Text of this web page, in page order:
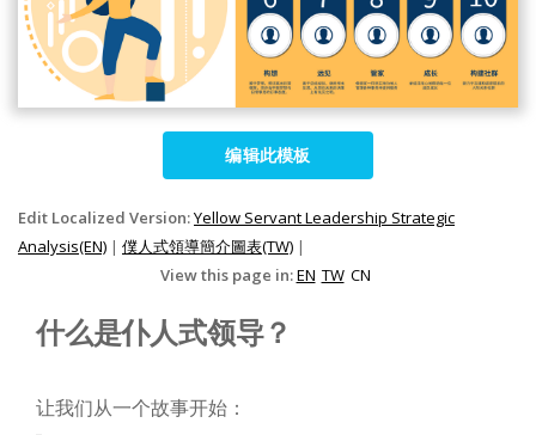
编辑此模板
Edit Localized Version:Yellow Servant Leadership Strategic
Analysis(EN) | 僕人式領導簡介圖表(TW) |
View this page in:EN TW CN
什么是仆人式领导？
让我们从一个故事开始：